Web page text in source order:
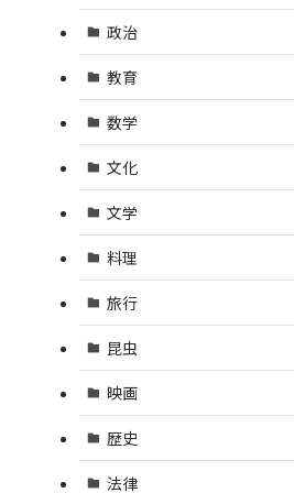
政治
教育
数学
文化
文学
料理
旅行
昆虫
映画
歴史
法律